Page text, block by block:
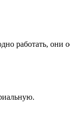
работать, они